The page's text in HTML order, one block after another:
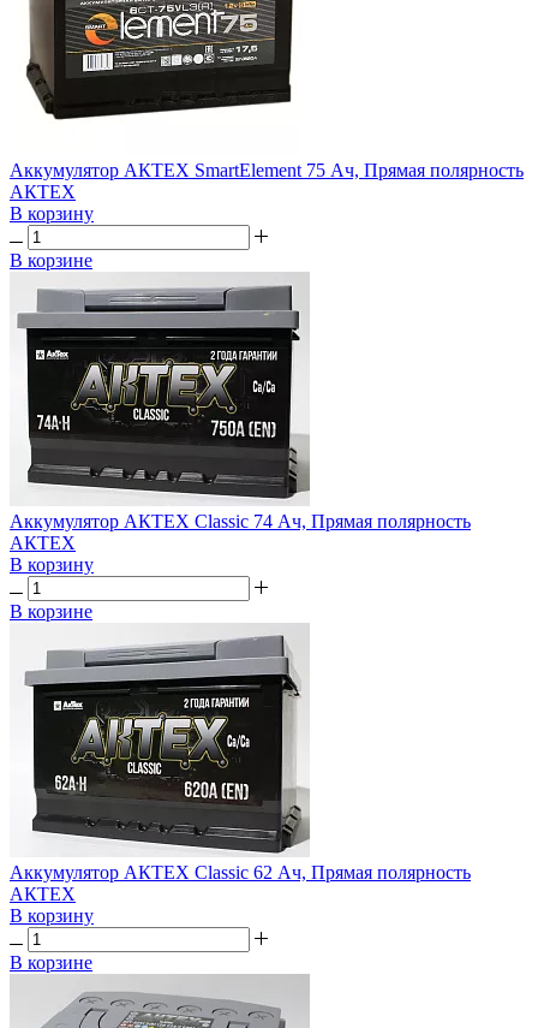
Аккумулятор АКТЕХ SmartElement 75 Ач, Прямая полярность
АКТЕХ
В корзину
В корзине
Аккумулятор АКТЕХ Classic 74 Ач, Прямая полярность
АКТЕХ
В корзину
В корзине
Аккумулятор АКТЕХ Classic 62 Ач, Прямая полярность
АКТЕХ
В корзину
В корзине